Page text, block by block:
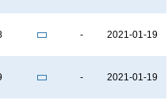
- 2021-01-19
- 2021-01-19